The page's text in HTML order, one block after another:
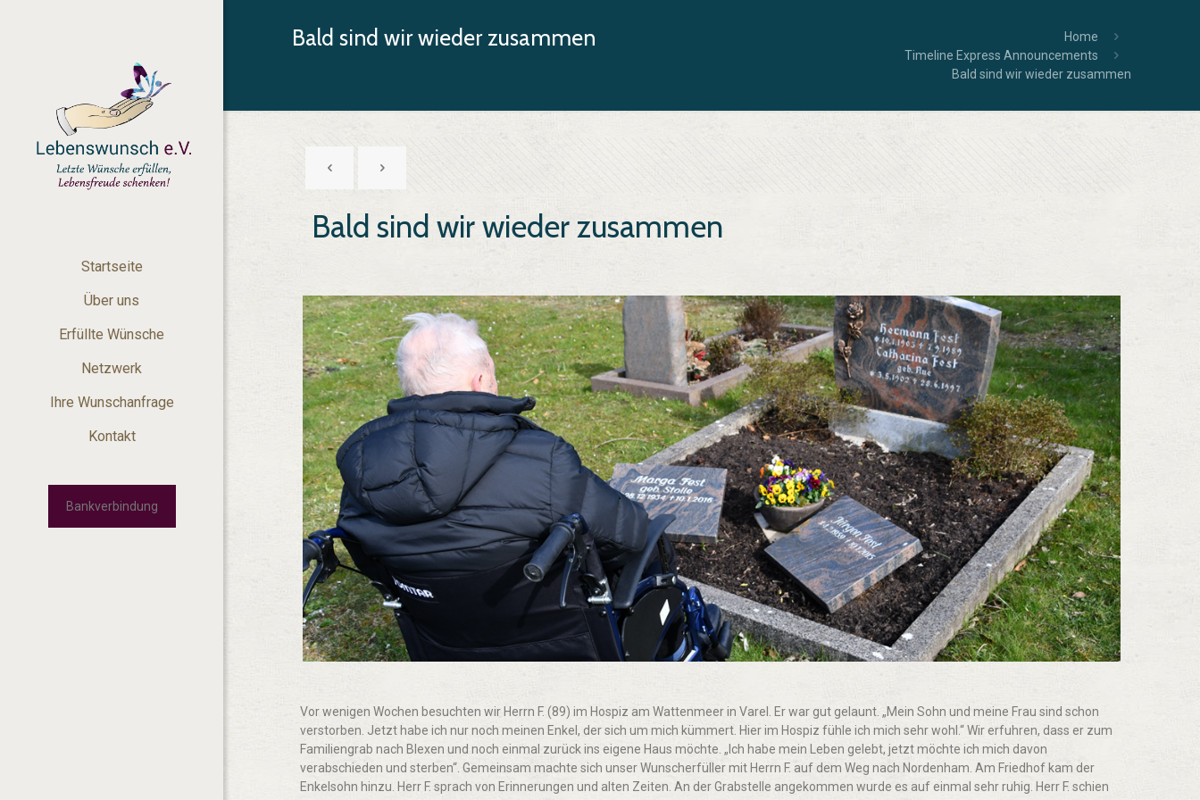
Startseite
Über uns
Erfüllte Wünsche
Netzwerk
Ihre Wunschanfrage
Kontakt
Bankverbindung
Bald sind wir wieder zusammen
Home
Timeline Express Announcements
Bald sind wir wieder zusammen
Bald sind wir wieder zusammen
Vor wenigen Wochen besuchten wir Herrn F. (89) im Hospiz am Wattenmeer in Varel. Er war gut gelaunt. „Mein Sohn und meine Frau sind schon
verstorben. Jetzt habe ich nur noch meinen Enkel, der sich um mich kümmert. Hier im Hospiz fühle ich mich sehr wohl.“ Wir erfuhren, dass er zum
Familiengrab nach Blexen und noch einmal zurück ins eigene Haus möchte. „Ich habe mein Leben gelebt, jetzt möchte ich mich davon
verabschieden und sterben“. Gemeinsam machte sich unser Wunscherfüller mit Herrn F. auf dem Weg nach Nordenham. Am Friedhof kam der
Enkelsohn hinzu. Herr F. sprach von Erinnerungen und alten Zeiten. An der Grabstelle angekommen wurde es auf einmal sehr ruhig. Herr F. schien